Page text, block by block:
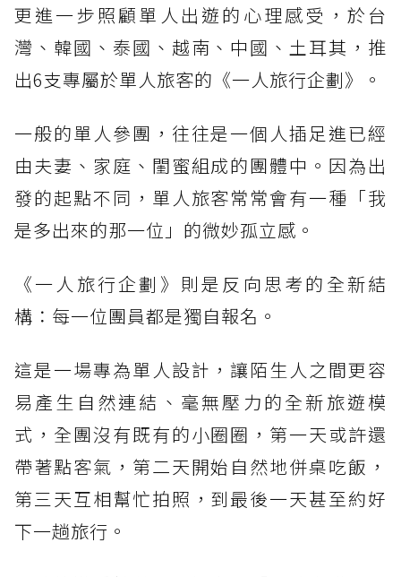
更進一步照顧單人出遊的心理感受，於台
灣、韓國、泰國、越南、中國、土耳其，推
出6支專屬於單人旅客的《一人旅行企劃》。
一般的單人參團，往往是一個人插足進已經
由夫妻、家庭、閨蜜組成的團體中。因為出
發的起點不同，單人旅客常常會有一種「我
是多出來的那一位」的微妙孤立感。
《一人旅行企劃》則是反向思考的全新結
構：每一位團員都是獨自報名。
這是一場專為單人設計，讓陌生人之間更容
易產生自然連結、毫無壓力的全新旅遊模
式，全團沒有既有的小圈圈，第一天或許還
帶著點客氣，第二天開始自然地併桌吃飯，
第三天互相幫忙拍照，到最後一天甚至約好
下一趟旅行。